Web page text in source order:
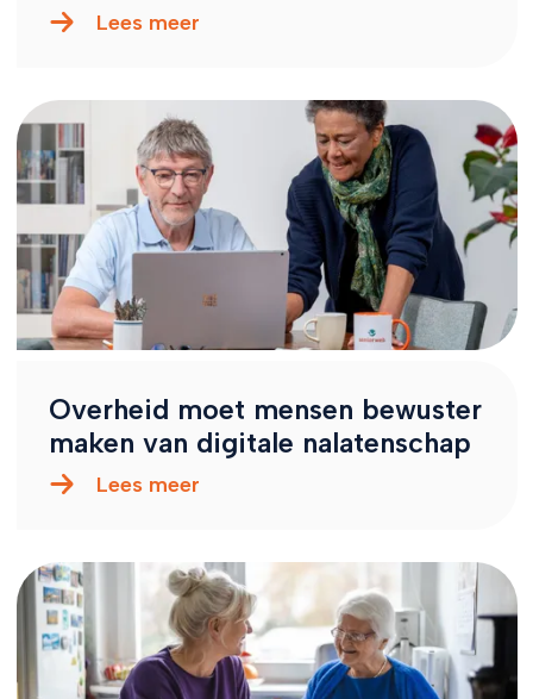
Lees meer
Overheid moet mensen bewuster
maken van digitale nalatenschap
Lees meer